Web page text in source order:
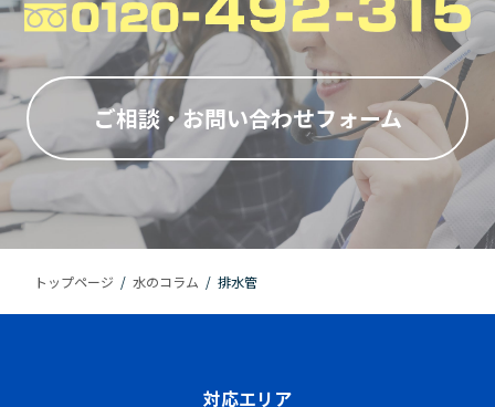
ご相談・お問い合わせフォーム
トップページ /水のコラム /排水管
対応エリア